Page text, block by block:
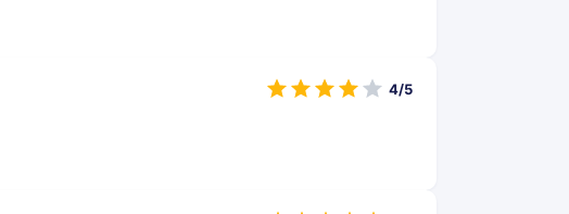
4/5